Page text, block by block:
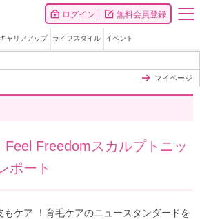
ログイン 無料会員登録
キャリアアップ ライフスタイル イベント
マイページ
Feel Freedomスカルプトニッ
ポート
もケア ！育毛ケアのニュースタンダードを